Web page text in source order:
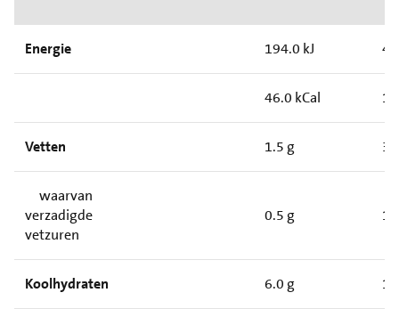
Energie 194.0 kJ
46.0 kCal
Vetten 1.5 g
waarvan
verzadigde
vetzuren
0.5 g
Koolhydraten 6.0 g